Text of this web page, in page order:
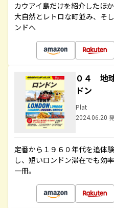
カウアイ島だけを紹介したほ
大自然とレトロな町並み、そ
ンドへ
０４ 地
ドン
Plat
2024.06.20
定番から１９６０年代を追体
し、短いロンドン滞在でも効
一冊。